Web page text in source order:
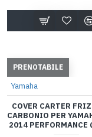
PRENOTABILE
Yamaha
COVER CARTER
CARBONIO PER
2014 PERFORMANCE